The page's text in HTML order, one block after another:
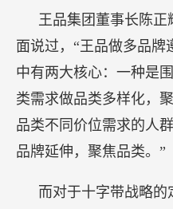
王品集团董事长陈正
面说过，“王品做多品牌
中有两大核心：一种是
类需求做品类多样化，
品类不同价位需求的人
品牌延伸，聚焦品类。”
而对于十字带战略